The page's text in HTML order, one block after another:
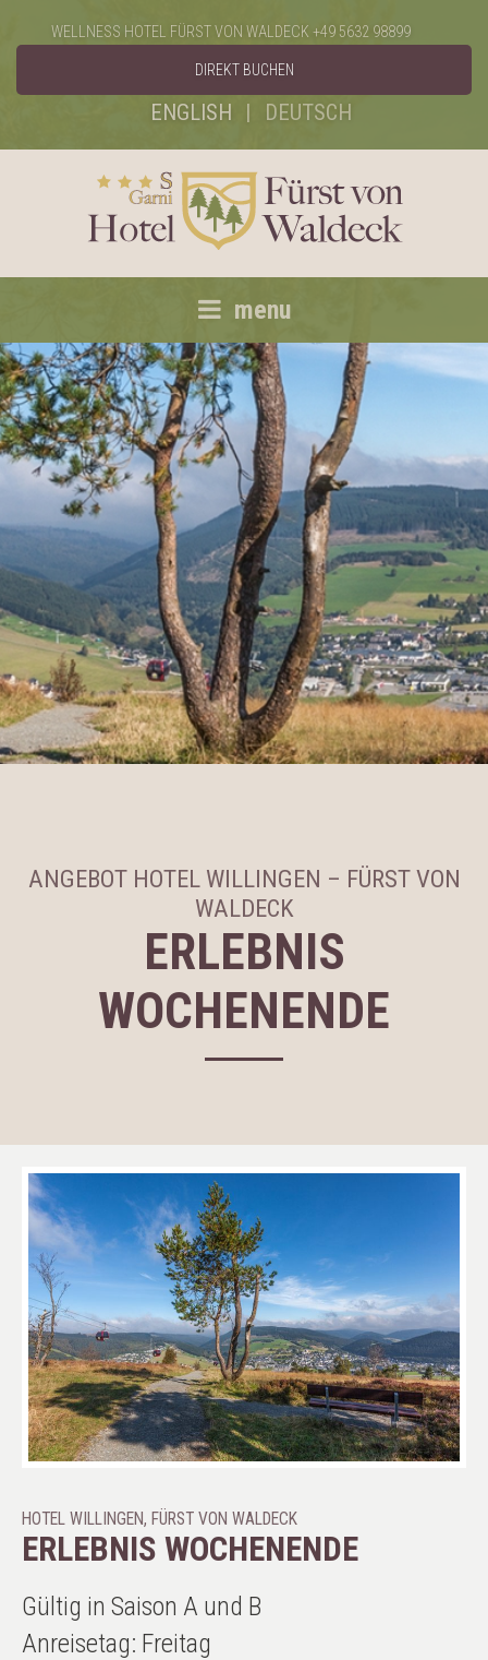
WELLNESS HOTEL FÜRST VON WALDECK +49 5632 98899
DIREKT BUCHEN
ENGLISH DEUTSCH
menu
ANGEBOT HOTEL WILLINGEN – FÜRST VON
WALDECK
ERLEBNIS
WOCHENENDE
HOTEL WILLINGEN, FÜRST VON WALDECK
ERLEBNIS WOCHENENDE
Gültig in Saison A und B
Anreisetag: Freitag